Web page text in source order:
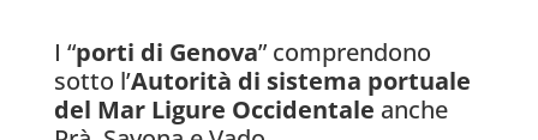
I “porti di Genova” comprendono
sotto l’Autorità di sistema portuale
del Mar Ligure Occidentale anche